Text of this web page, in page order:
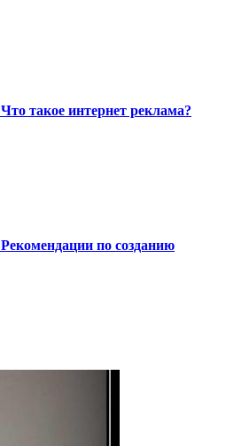
Что такое интернет реклама?
Рекомендации по созданию